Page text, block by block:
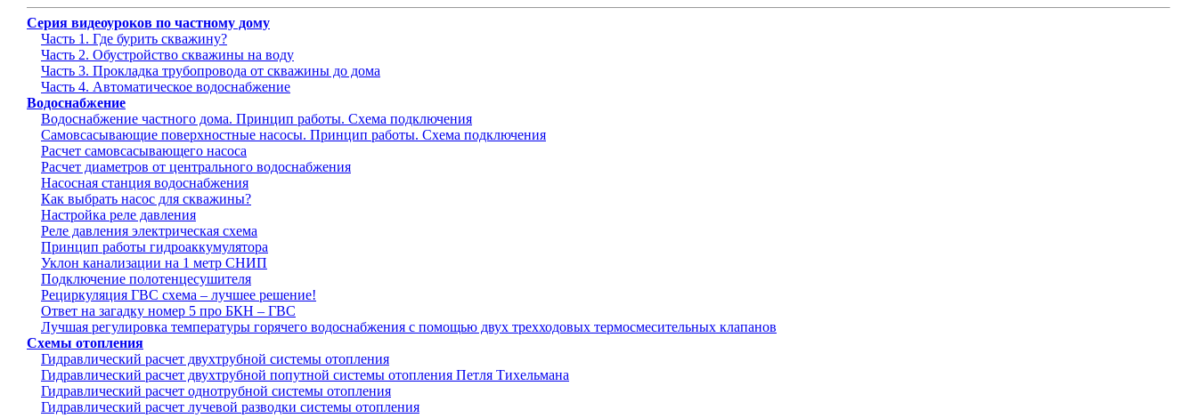
Серия видеоуроков по частному дому
Часть 1. Где бурить скважину?
Часть 2. Обустройство скважины на воду
Часть 3. Прокладка трубопровода от скважины до дома
Часть 4. Автоматическое водоснабжение
Водоснабжение
Водоснабжение частного дома. Принцип работы. Схема подключения
Самовсасывающие поверхностные насосы. Принцип работы. Схема подключения
Расчет самовсасывающего насоса
Расчет диаметров от центрального водоснабжения
Насосная станция водоснабжения
Как выбрать насос для скважины?
Настройка реле давления
Реле давления электрическая схема
Принцип работы гидроаккумулятора
Уклон канализации на 1 метр СНИП
Подключение полотенцесушителя
Рециркуляция ГВС схема – лучшее решение!
Ответ на загадку номер 5 про БКН – ГВС
Лучшая регулировка температуры горячего водоснабжения с помощью двух трехходовых термосмесительных клапанов
Схемы отопления
Гидравлический расчет двухтрубной системы отопления
Гидравлический расчет двухтрубной попутной системы отопления Петля Тихельмана
Гидравлический расчет однотрубной системы отопления
Гидравлический расчет лучевой разводки системы отопления